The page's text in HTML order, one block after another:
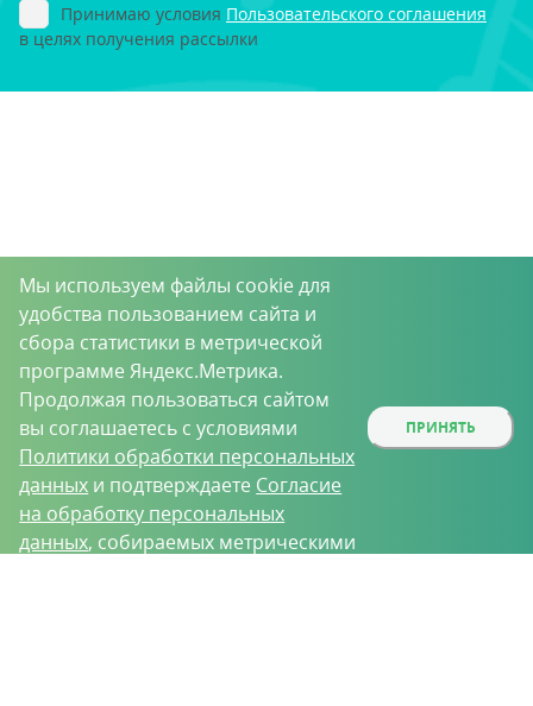
Принимаю условия Пользовательского соглашения
в целях получения рассылки
Мы используем файлы cookie для
удобства пользованием сайта и
сбора статистики в метрической
программе Яндекс.Метрика.
Продолжая пользоваться сайтом
вы соглашаетесь с условиями
Политики обработки персональных
данных и подтверждаете Согласие
на обработку персональных
данных, собираемых метрическими
ПРИНЯТЬ